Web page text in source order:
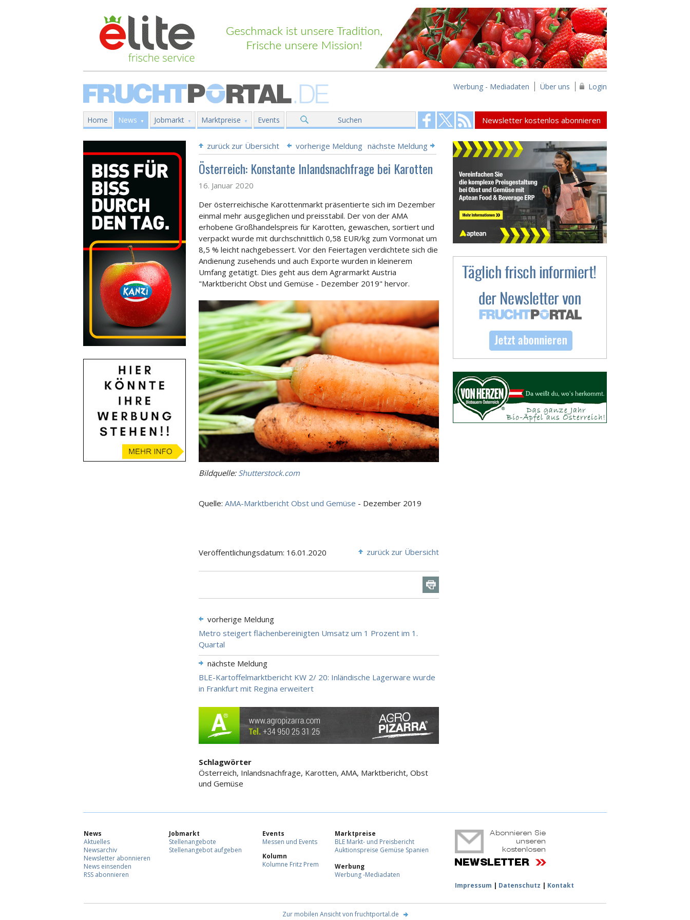
Werbung - Mediadaten Über uns Login
Home News Jobmarkt Marktpreise Events Suchen Newsletter kostenlos abonnieren
zurück zur Übersicht vorherige Meldung nächste Meldung
Österreich: Konstante Inlandsnachfrage bei Karotten
16. Januar 2020
Der österreichische Karottenmarkt präsentierte sich im Dezember
einmal mehr ausgeglichen und preisstabil. Der von der AMA
erhobene Großhandelspreis für Karotten, gewaschen, sortiert und
verpackt wurde mit durchschnittlich 0,58 EUR/kg zum Vormonat um
8,5 % leicht nachgebessert. Vor den Feiertagen verdichtete sich die
Andienung zusehends und auch Exporte wurden in kleinerem
Umfang getätigt. Dies geht aus dem Agrarmarkt Austria
"Marktbericht Obst und Gemüse - Dezember 2019" hervor.
Bildquelle: Shutterstock.com
Quelle: AMA-Marktbericht Obst und Gemüse - Dezember 2019
Veröffentlichungsdatum: 16.01.2020 zurück zur Übersicht
vorherige Meldung
Metro steigert flächenbereinigten Umsatz um 1 Prozent im 1.
Quartal
nächste Meldung
BLE-Kartoffelmarktbericht KW 2/ 20: Inländische Lagerware wurde
in Frankfurt mit Regina erweitert
Schlagwörter
Österreich, Inlandsnachfrage, Karotten, AMA, Marktbericht, Obst
und Gemüse
News
Aktuelles
Newsarchiv
Newsletter abonnieren
News einsenden
RSS abonnieren
Jobmarkt
Stellenangebote
Stellenangebot aufgeben
Events
Messen und Events
Kolumn
Kolumne Fritz Prem
Marktpreise
BLE Markt- und Preisbericht
Auktionspreise Gemüse Spanien
Werbung
Werbung -Mediadaten
Impressum | Datenschutz | Kontakt
Zur mobilen Ansicht von fruchtportal.de